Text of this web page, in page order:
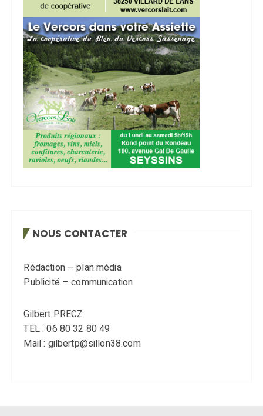
NOUS CONTACTER
Rédaction – plan média
Publicité – communication
Gilbert PRECZ
TEL : 06 80 32 80 49
Mail : gilbertp@sillon38.com